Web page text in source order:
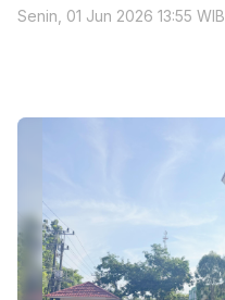
Senin, 01 Jun 2026 13:55 WIB